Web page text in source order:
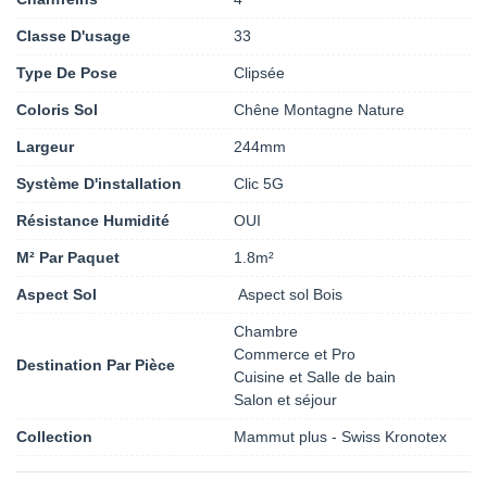
Classe D'usage 33
Type De Pose Clipsée
Coloris Sol Chêne Montagne Nature
Largeur 244mm
Système D'installation Clic 5G
Résistance Humidité OUI
M² Par Paquet 1.8m²
Aspect Sol Aspect sol Bois
Destination Par Pièce
Chambre
Commerce et Pro
Cuisine et Salle de bain
Salon et séjour
Collection Mammut plus - Swiss Kronotex